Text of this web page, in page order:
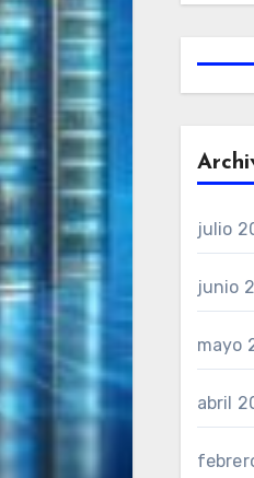
julio
junio
mayo
abril